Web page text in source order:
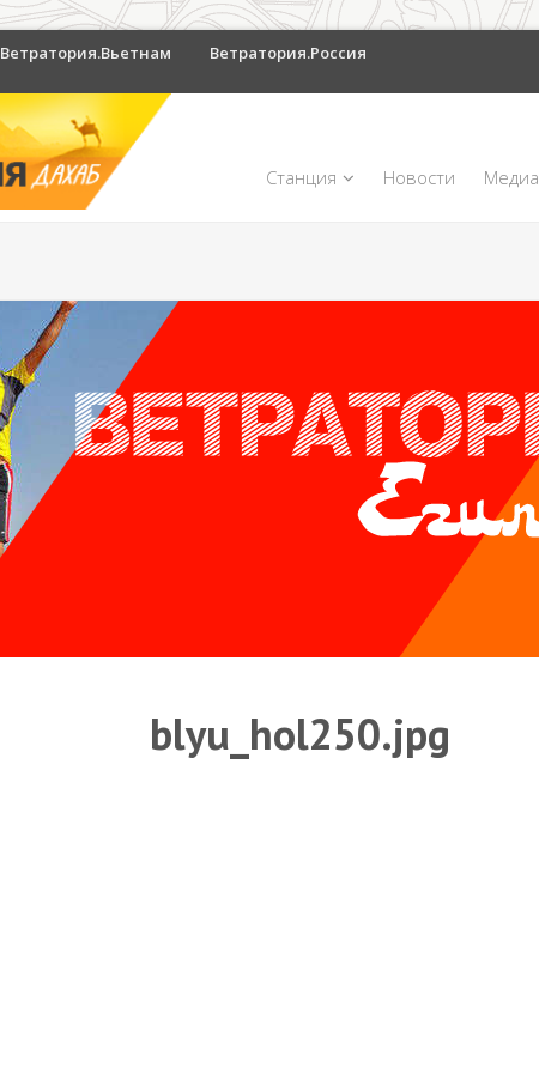
Ветратория.Вьетнам Ветратория.Россия
Станция Новости Медиа
blyu_hol250.jpg